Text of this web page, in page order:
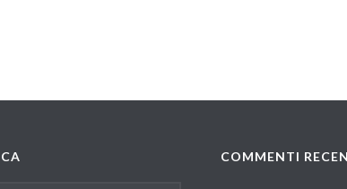
COMMENTI